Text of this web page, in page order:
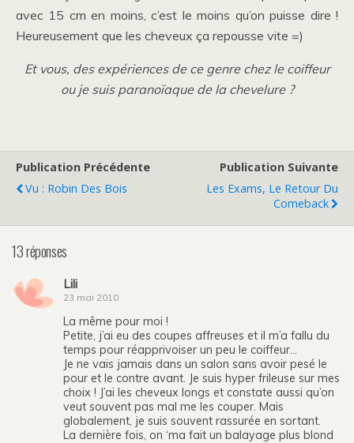
avec 15 cm en moins, c’est le moins qu’on puisse dire !
Heureusement que les cheveux ça repousse vite =)
Et vous, des expériences de ce genre chez le coiffeur
ou je suis paranoïaque de la chevelure ?
Publication Précédente
Vu : Robin Des Bois
Publication Suivante
Les Exams, Le Retour Du
Comeback
13 réponses
Lili
23 mai 2010
La même pour moi !
Petite, j’ai eu des coupes affreuses et il m’a fallu du
temps pour réapprivoiser un peu le coiffeur…
Je ne vais jamais dans un salon sans avoir pesé le
pour et le contre avant. Je suis hyper frileuse sur mes
choix ! J’ai les cheveux longs et constate aussi qu’on
veut souvent pas mal me les couper. Mais
globalement, je suis souvent rassurée en sortant.
La dernière fois, on ‘ma fait un balayage plus blond